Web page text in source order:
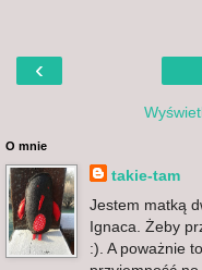
‹
O mnie
takie-tam
Jestem matką
Ignaca. Żeby
:). A poważnie